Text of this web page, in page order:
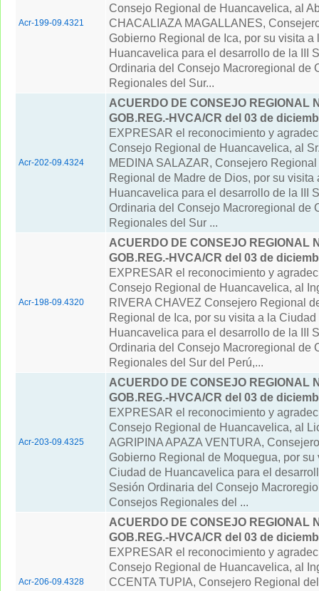
Acr-199-09.4321
Consejo Regional de Huancavelica, al
CHACALIAZA MAGALLANES,
Gobierno Regional de Ica, por su visita a
Huancavelica para el desarrollo de la III
Ordinaria del Consejo Macroregional de
Regionales del Sur...
Acr-202-09.4324
ACUERDO DE CONSEJO REGIONAL
GOB.REG.-HVCA/CR del 03 de
EXPRESAR el reconocimiento y
Consejo Regional de Huancavelica, al
MEDINA SALAZAR, Consejero
Regional de Madre de Dios, por su visita
Huancavelica para el desarrollo de la III
Ordinaria del Consejo Macroregional de
Regionales del Sur ...
Acr-198-09.4320
ACUERDO DE CONSEJO REGIONAL
GOB.REG.-HVCA/CR del 03 de
EXPRESAR el reconocimiento y
Consejo Regional de Huancavelica, al
RIVERA CHAVEZ Consejero Regional
Regional de Ica, por su visita a la Ciudad
Huancavelica para el desarrollo de la III
Ordinaria del Consejo Macroregional de
Regionales del Sur del Perú,...
Acr-203-09.4325
ACUERDO DE CONSEJO REGIONAL
GOB.REG.-HVCA/CR del 03 de
EXPRESAR el reconocimiento y
Consejo Regional de Huancavelica, al
AGRIPINA APAZA VENTURA,
Gobierno Regional de Moquegua, por su
Ciudad de Huancavelica para el
Sesión Ordinaria del Consejo
Consejos Regionales del ...
Acr-206-09.4328
ACUERDO DE CONSEJO REGIONAL
GOB.REG.-HVCA/CR del 03 de
EXPRESAR el reconocimiento y
Consejo Regional de Huancavelica, al
CCENTA TUPIA, Consejero Regional